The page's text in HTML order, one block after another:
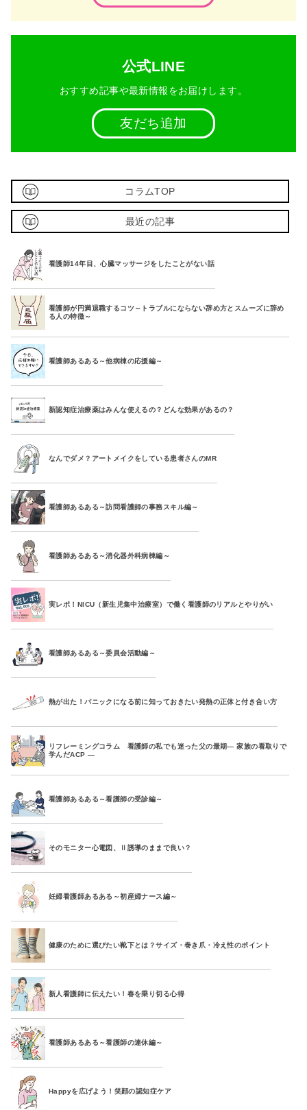
公式LINE
おすすめ記事や最新情報をお届けします。
友だち追加
コラムTOP
最近の記事
看護師14年目、心臓マッサージをしたことがない話
看護師が円満退職するコツ～トラブルにならない辞め方とスムーズに辞め
る人の特徴～
看護師あるある～他病棟の応援編～
新認知症治療薬はみんな使えるの？どんな効果があるの？
なんでダメ？アートメイクをしている患者さんのMR
看護師あるある～訪問看護師の事務スキル編～
看護師あるある～消化器外科病棟編～
実レポ！NICU（新生児集中治療室）で働く看護師のリアルとやりがい
看護師あるある～委員会活動編～
熱が出た！パニックになる前に知っておきたい発熱の正体と付き合い方
リフレーミングコラム 看護師の私でも迷った父の最期― 家族の看取りで
学んだACP ―
看護師あるある～看護師の受診編～
そのモニター心電図、Ⅱ誘導のままで良い？
妊婦看護師あるある～初産婦ナース編～
健康のために選びたい靴下とは？サイズ・巻き爪・冷え性のポイント
新人看護師に伝えたい！春を乗り切る心得
看護師あるある～看護師の連休編～
Happyを広げよう！笑顔の認知症ケア